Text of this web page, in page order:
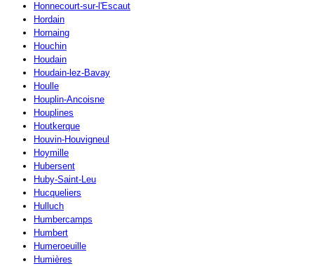
Honnecourt-sur-l'Escaut
Hordain
Hornaing
Houchin
Houdain
Houdain-lez-Bavay
Houlle
Houplin-Ancoisne
Houplines
Houtkerque
Houvin-Houvigneul
Hoymille
Hubersent
Huby-Saint-Leu
Hucqueliers
Hulluch
Humbercamps
Humbert
Humeroeuille
Humières